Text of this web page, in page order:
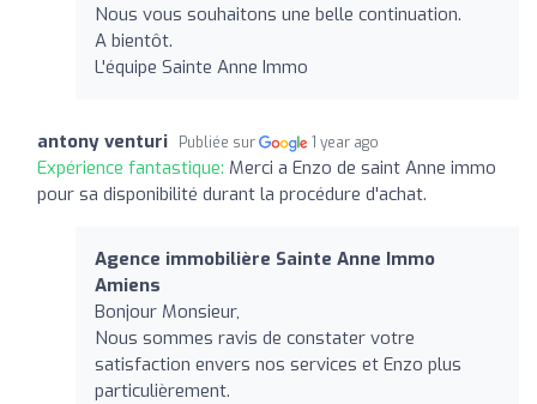
Nous vous souhaitons une belle continuation.
A bientôt.
L'équipe Sainte Anne Immo
antony venturi Publiée sur 1 year ago
Expérience fantastique: Merci a Enzo de saint Anne immo
pour sa disponibilité durant la procédure d'achat.
Agence immobilière Sainte Anne Immo
Amiens
Bonjour Monsieur,
Nous sommes ravis de constater votre
satisfaction envers nos services et Enzo plus
particulièrement.